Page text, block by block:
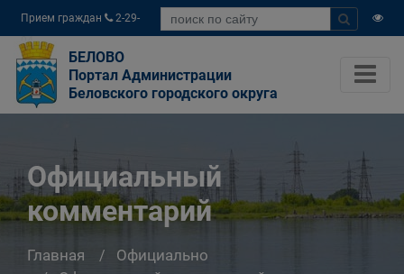
Прием граждан
2-29-
04
БЕЛОВО
Портал Администрации
Беловского городского округа
Официальный
комментарий
Главная
Официально